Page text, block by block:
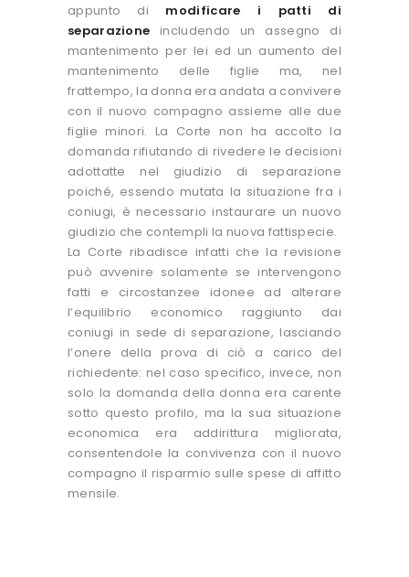
appunto di modificare i patti di
separazione includendo un assegno di
mantenimento per lei ed un aumento del
mantenimento delle figlie ma, nel
frattempo, la donna era andata a convivere
con il nuovo compagno assieme alle due
figlie minori. La Corte non ha accolto la
domanda rifiutando di rivedere le decisioni
adottatte nel giudizio di separazione
poiché, essendo mutata la situazione fra i
coniugi, è necessario instaurare un nuovo
giudizio che contempli la nuova fattispecie.
La Corte ribadisce infatti che la revisione
può avvenire solamente se intervengono
fatti e circostanzee idonee ad alterare
l’equilibrio economico raggiunto dai
coniugi in sede di separazione, lasciando
l’onere della prova di ciò a carico del
richiedente: nel caso specifico, invece, non
solo la domanda della donna era carente
sotto questo profilo, ma la sua situazione
economica era addirittura migliorata,
consentendole la convivenza con il nuovo
compagno il risparmio sulle spese di affitto
mensile.